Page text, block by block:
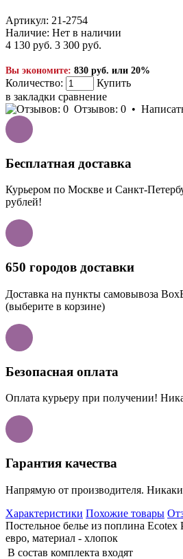
Артикул: 21-2754
Наличие: Нет в наличии
4 130 руб. 3 300 руб.
Вы экономите: 830 руб. или 20%
Количество:
Купить
в закладки сравнение
Отзывов: 0 •
Бесплатная доставка
Курьером по Москве и Санкт-
рублей!
650 городов доставки
Доставка на пункты самовывоза
(выберите в корзине)
Безопасная оплата
Оплата курьеру при получении!
Гарантия качества
Напрямую от производителя.
Характеристики Похожие товары
Постельное белье из поплина Ecotex
евро, материал - хлопок
В состав комплекта входят